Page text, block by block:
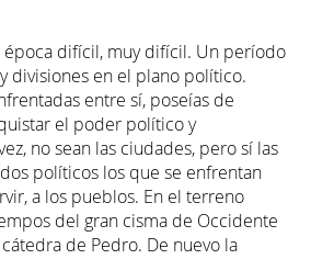
época difícil, muy difícil. Un período
divisiones en el plano político.
entre sí, poseías de
el poder político y
no sean las ciudades, pero sí las
políticos los que se enfrentan
a los pueblos. En el terreno
del gran cisma de Occidente
de Pedro. De nuevo la